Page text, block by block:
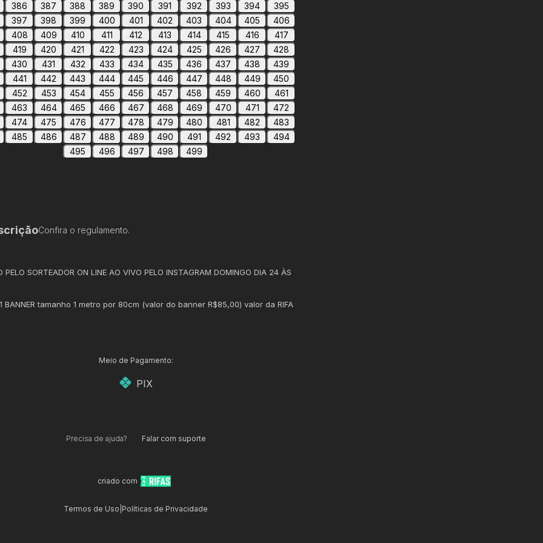
386 387 388 389 390 391 392 393 394
395
397
398 399 400 401 402 403 404 405
406
408
409 410 411 412 413 414 415 416
417
419
420 421 422 423 424 425 426 427
428
430
431 432 433 434 435 436 437 438
439
441
442 443 444 445 446 447 448 449
450
452
453 454 455 456 457 458 459 460
461
463
464 465 466 467 468 469 470 471
472
474
475 476 477 478 479 480 481 482
483
485
486 487 488 489 490 491 492 493
494
495
496 497 498 499
Confira o regulamento.
PELO SORTEADOR ON LINE AO VIVO PELO INSTAGRAM DOMINGO DIA 24 ÀS
BANNER tamanho 1 metro por 80cm (valor do banner R$85,00) valor da RIFA
Meio de Pagamento:
PIX
Precisa de ajuda? Falar com suporte
criado com
Termos de Uso Políticas de Privacidade